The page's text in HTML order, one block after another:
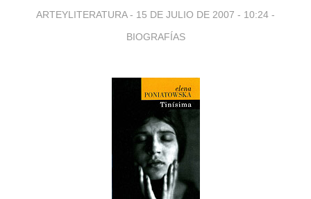
ARTEYLITERATURA - 15 DE JULIO DE 2007 - 10:24 -
BIOGRAFÍAS